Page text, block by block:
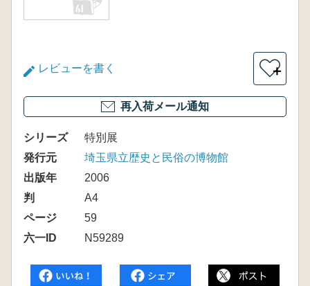
レビューを書く ＋
再入荷メール通知
シリーズ
特別展
発行元
埼玉県立歴史と民俗の博物館
出版年
2006
判
A4
ページ
59
六一ID
N59289